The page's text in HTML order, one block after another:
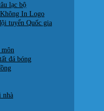
lạc bộ
In Logo
tuyển Quốc gia
môn
đá bóng
nhà